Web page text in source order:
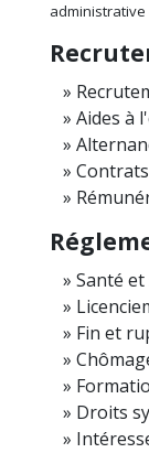
administrative
Aides à
Santé
Fin et
Droits